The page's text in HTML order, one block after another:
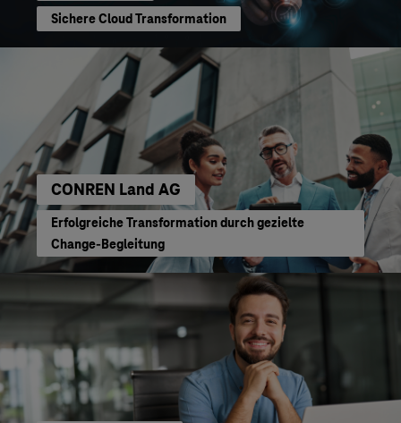
Sichere Cloud Transformation
CONREN Land AG
Erfolgreiche Transformation durch gezielte
Change-Begleitung